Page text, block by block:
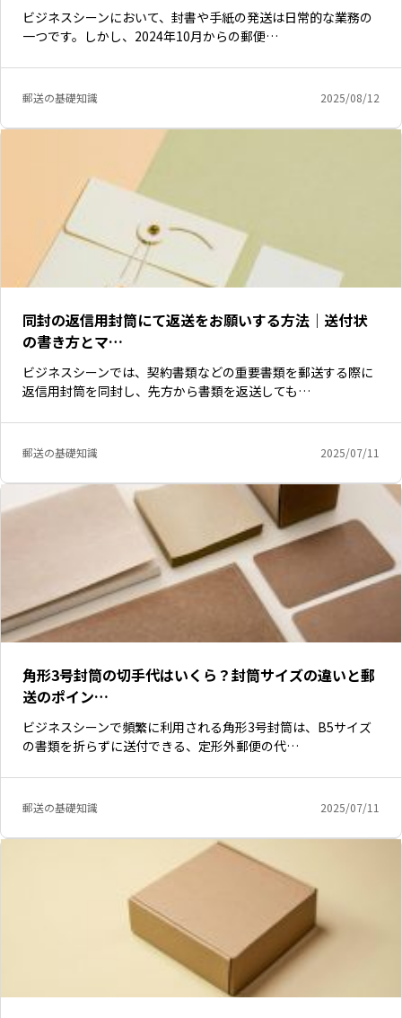
ビジネスシーンにおいて、封書や手紙の発送は日常的な業務の
一つです。しかし、2024年10月からの郵便…
郵送の基礎知識 2025/08/12
同封の返信用封筒にて返送をお願いする方法｜送付状
の書き方とマ…
ビジネスシーンでは、契約書類などの重要書類を郵送する際に
返信用封筒を同封し、先方から書類を返送しても…
郵送の基礎知識 2025/07/11
角形3号封筒の切手代はいくら？封筒サイズの違いと郵
送のポイン…
ビジネスシーンで頻繁に利用される角形3号封筒は、B5サイズ
の書類を折らずに送付できる、定形外郵便の代…
郵送の基礎知識 2025/07/11